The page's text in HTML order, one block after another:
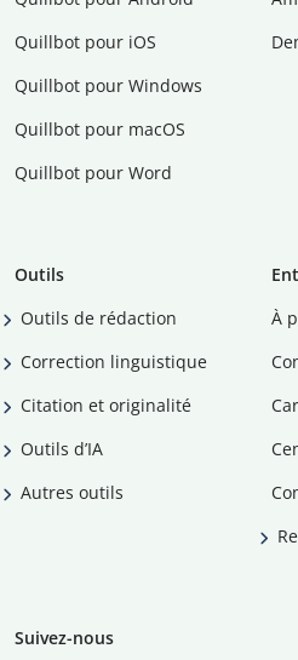
Quillbot pour iOS
Quillbot pour Windows
Quillbot pour macOS
Quillbot pour Word
Outils
Outils de rédaction
Correction linguistique
Citation et originalité
Outils d’IA
Autres outils
À
Suivez-nous